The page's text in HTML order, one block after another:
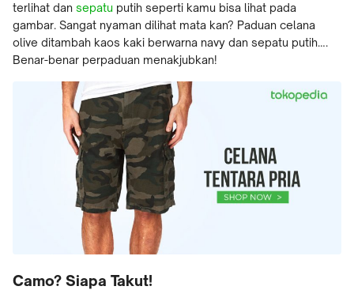
terlihat dan sepatu putih seperti kamu bisa lihat pada
gambar. Sangat nyaman dilihat mata kan? Paduan celana
olive ditambah kaos kaki berwarna navy dan sepatu putih….
Benar-benar perpaduan menakjubkan!
Camo? Siapa Takut!